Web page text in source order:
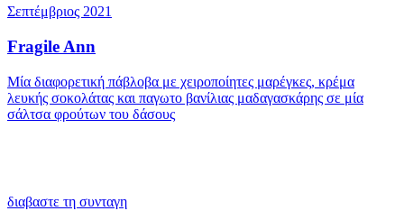
Σεπτέμβριος 2021
Fragile Ann
Μία διαφορετική πάβλοβα με χειροποίητες μαρέγκες, κρέμα
λευκής σοκολάτας και παγωτο βανίλιας μαδαγασκάρης σε μία
σάλτσα φρούτων του δάσους
διαβαστε τη συνταγη